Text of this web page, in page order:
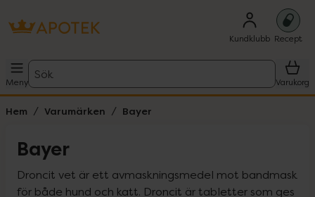
Kundklubb Recept
Meny
Sök
Varukorg
Hem Varumärken Bayer
Bayer
Droncit vet är ett avmaskningsmedel mot bandmask
för både hund och katt. Droncit är tabletter som ges